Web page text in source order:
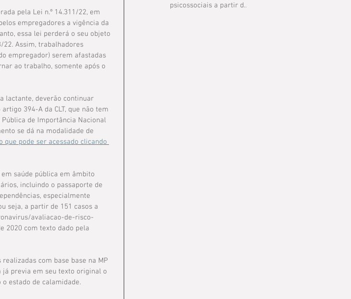
pela Lei n.º 14.311/22, em
empregadores a vigência da
essa lei perderá o seu objeto
22. Assim, trabalhadores
empregador) serem afastadas
ao trabalho, somente após o
lactante, deverão continuar
394-A da CLT, que não tem
de Importância Nacional
se dá na modalidade de
que pode ser acessado clicando
saúde pública em âmbito
incluindo o passaporte de
especialmente
seja, a partir de 151 casos a
avaliacao-de-risco-
2020 com texto dado pela
com base base na MP
já previa em seu texto original o
estado de calamidade.
psicossociais a partir de